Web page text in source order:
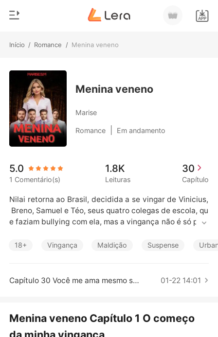
Início / Romance / Menina veneno
Loja
Histórico
Sair
Baixar App
Gênero
Moderno
Lobisomem
Contos
Bilionários
Contos Curtos
Menina veneno
Marise
Romance Em andamento
5.0
1 Comentário(s)
1.8K
Leituras
30
Capítulo
Nilai retorna ao Brasil, decidida a se vingar de Vinicius,
Breno, Samuel e Téo, seus quatro colegas de escola, qu
e faziam bullying com ela, mas a vingança não é só pelo
á mais forte? O amor ou a vingança?
18+ Vingança Maldição Suspense
Capítulo 30 Você me ama mesmo sabendo que eu sou isso aqui 01-22 14:01
Menina veneno Capítulo 1 O começo
da minha vingança